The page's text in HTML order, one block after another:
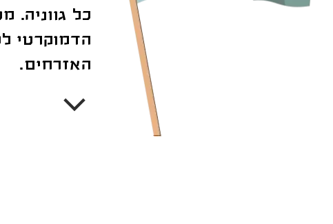
כל גווניה.
הדמוקרטי
האזרחים.